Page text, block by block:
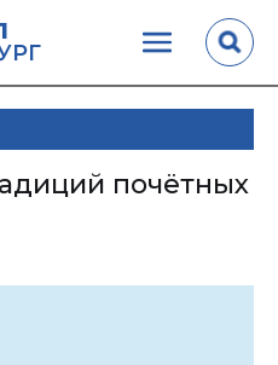
почётных